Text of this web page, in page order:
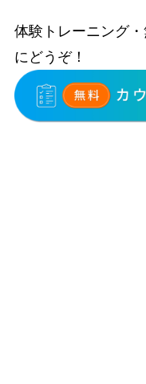
体験トレーニング
にどうぞ！